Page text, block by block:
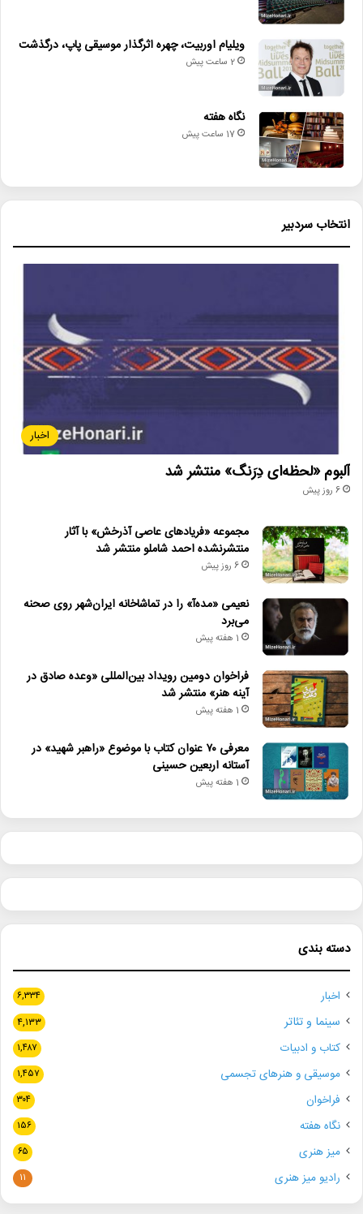
ویلیام اوربیت، چهره اثرگذار موسیقی پاپ، درگذشت
2 ساعت پیش
نگاه هفته
17 ساعت پیش
انتخاب سردبیر
اخبار
آلبوم «لحظه‌ای دِرَنگ» منتشر شد
6 روز پیش
مجموعه «فریادهای عاصی آذرخش» با آثار
منتشرنشده احمد شاملو منتشر شد
6 روز پیش
نعیمی «مده‌آ» را در تماشاخانه ایران‌شهر روی صحنه
می‌برد
1 هفته پیش
فراخوان دومین رویداد بین‌المللی «وعده صادق در
آینه هنر» منتشر شد
1 هفته پیش
معرفی ۷۰ عنوان کتاب با موضوع «راهبر شهید» در
آستانه اربعین حسینی
1 هفته پیش
دسته بندی
اخبار ۶,۳۳۴
سینما و تئاتر ۴,۱۳۳
کتاب و ادبیات ۱,۴۸۷
موسیقی و هنرهای تجسمی ۱,۴۵۷
فراخوان ۳۰۴
نگاه هفته ۱۵۶
میز هنری ۶۵
رادیو میز هنری ۱۱